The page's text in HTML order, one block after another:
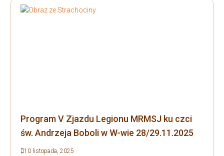
Program V Zjazdu Legionu MRMSJ ku czci
św. Andrzeja Boboli w W-wie 28/29.11.2025
10 listopada, 2025